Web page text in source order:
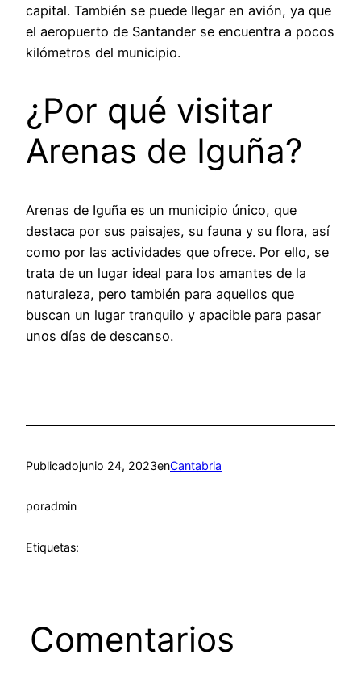
capital. También se puede llegar en avión, ya que
el aeropuerto de Santander se encuentra a pocos
kilómetros del municipio.
¿Por qué visitar
Arenas de Iguña?
Arenas de Iguña es un municipio único, que
destaca por sus paisajes, su fauna y su flora, así
como por las actividades que ofrece. Por ello, se
trata de un lugar ideal para los amantes de la
naturaleza, pero también para aquellos que
buscan un lugar tranquilo y apacible para pasar
unos días de descanso.
Publicadojunio 24, 2023enCantabria
poradmin
Etiquetas:
Comentarios